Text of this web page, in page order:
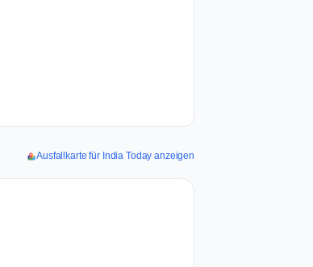
Ausfallkarte für India Today anzeigen